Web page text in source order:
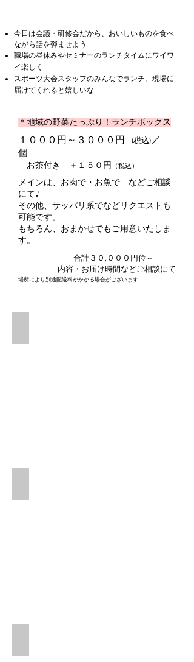
今日は会議・研修会だから、おいしいものを食べ
ながら話を弾ませよう
職場の昼休みやセミナーのランチタイムにワイワ
イ楽しく
スポーツ大会スタッフのみんなでランチ。現場に
届けてくれると嬉しいな
＊地域の野菜たっぷり！ランチボックス
１０００円～３０００円 (税込) ／
個
お茶付き ＋１５０円 （税込）
メインは、お肉で・お魚で などご相談
にて♪
その他、サッパリ系でなどリクエストも
可能です。
もちろん、おまかせでもご用意いたしま
す。
合計３０,０００円位～​
​ 内容・お届け時間などご相談にて
場所により​別途配送料がかかる場合がございます